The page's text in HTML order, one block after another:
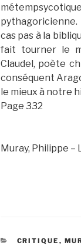
pythagoricienne.
cas pas à la
fait tourner le
Claudel, poète
conséquent
le mieux à notre
Page 332
Muray, Philippe –
CATÉGORIES
CRITIQUE ,